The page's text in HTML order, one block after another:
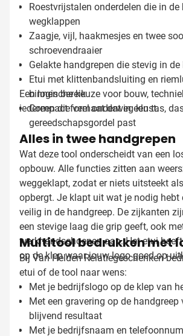
Roestvrijstalen onderdelen die in de
wegklappen
Zaagje, vijl, haakmesjes en twee
schroevendraaier
Gelakte handgrepen die stevig in
Etui met klittenbandsluiting en
binnen bereik
Compact formaat dat in een tas,
gereedschapsgordel past
Een logische keuze voor bouw,
iedereen die veel onderweg klust.
Alles in twee handgrepen
Wat deze tool onderscheidt van een
opbouw. Alle functies zitten aan
weggeklapt, zodat er niets uitsteekt
opbergt. Je klapt uit wat je nodig hebt
veilig in de handgreep. De zijkanten
een stevige laag die grip geeft, ook
werkhandschoenen aan. Het etui
op de klep waar jouw logo goed op
Multitool bedrukken met
Bij Van Helden Relatiegeschenken
etui of de tool naar wens:
Met je bedrijfslogo op de klep van
Met een gravering op de handgreep
blijvend resultaat
Met je bedrijfsnaam en